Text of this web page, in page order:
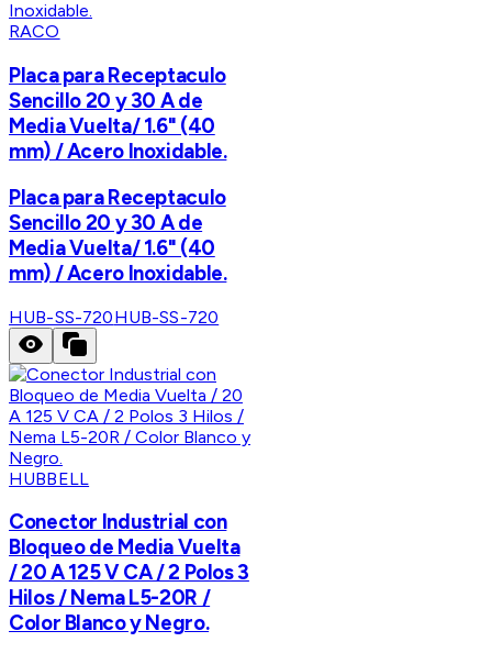
RACO
Placa para Receptaculo
Sencillo 20 y 30 A de
Media Vuelta/ 1.6" (40
mm) / Acero Inoxidable.
Placa para Receptaculo
Sencillo 20 y 30 A de
Media Vuelta/ 1.6" (40
mm) / Acero Inoxidable.
HUB-SS-720HUB-SS-720
HUBBELL
Conector Industrial con
Bloqueo de Media Vuelta
/ 20 A 125 V CA / 2 Polos 3
Hilos / Nema L5-20R /
Color Blanco y Negro.